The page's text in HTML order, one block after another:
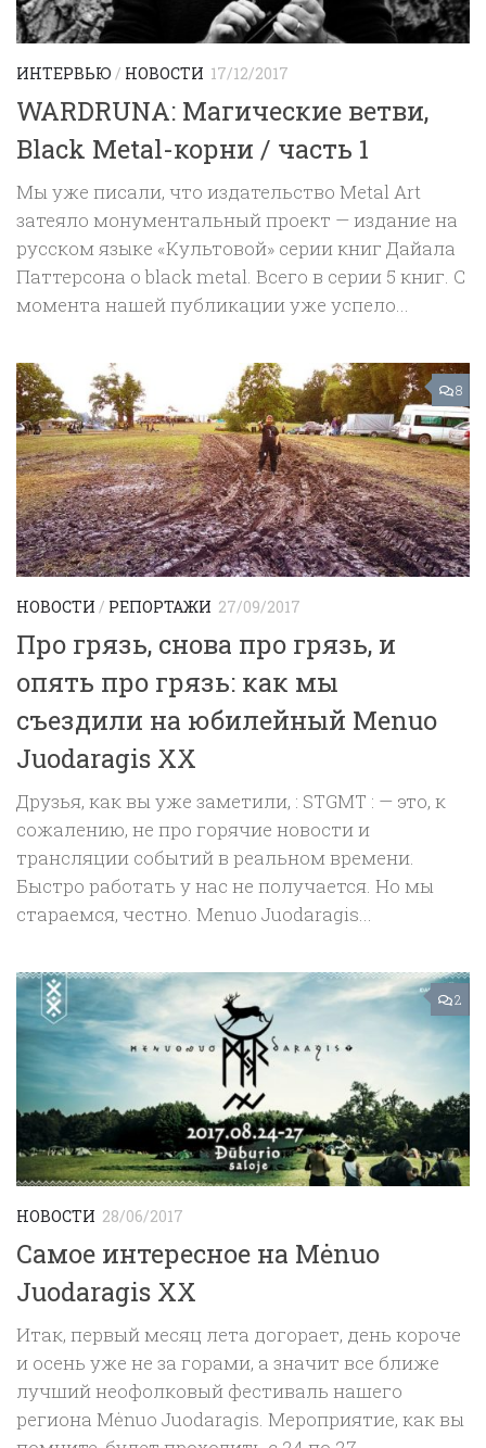
ИНТЕРВЬЮ / НОВОСТИ 17/12/2017
WARDRUNA: Магические ветви,
Black Metal-корни / часть 1
Мы уже писали, что издательство Metal Art
затеяло монументальный проект — издание на
русском языке «Культовой» серии книг Дайала
Паттерсона о black metal. Всего в серии 5 книг. С
момента нашей публикации уже успело...
8
НОВОСТИ / РЕПОРТАЖИ 27/09/2017
Про грязь, снова про грязь, и
опять про грязь: как мы
съездили на юбилейный Menuo
Juodaragis XX
Друзья, как вы уже заметили, : STGMT : — это, к
сожалению, не про горячие новости и
трансляции событий в реальном времени.
Быстро работать у нас не получается. Но мы
стараемся, честно. Menuo Juodaragis...
2
НОВОСТИ 28/06/2017
Самое интересное на Mėnuo
Juodaragis XX
Итак, первый месяц лета догорает, день короче
и осень уже не за горами, а значит все ближе
лучший неофолковый фестиваль нашего
региона Mėnuo Juodaragis. Мероприятие, как вы